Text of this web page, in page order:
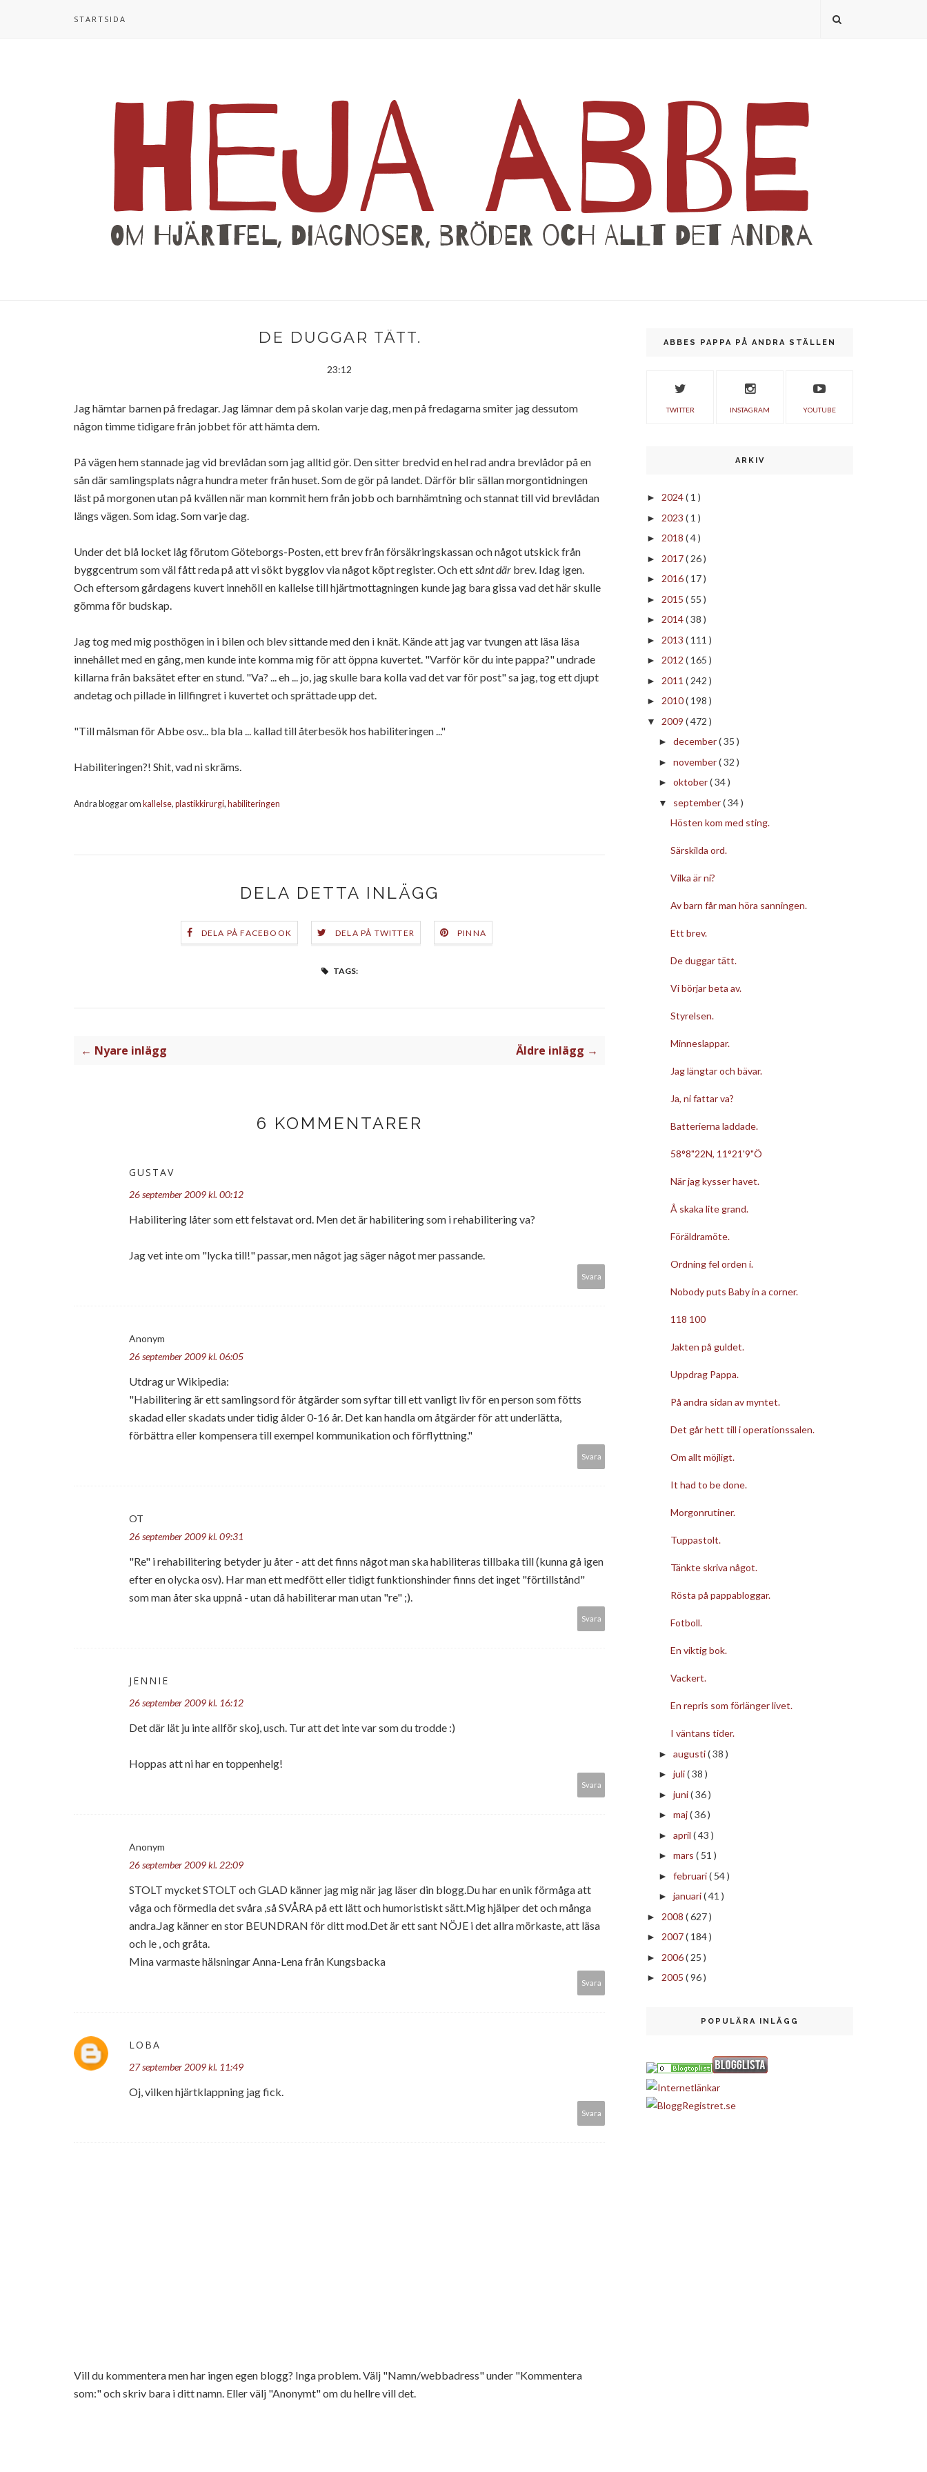
STARTSIDA
DE DUGGAR TÄTT.
23:12
Jag hämtar barnen på fredagar. Jag lämnar dem på skolan varje dag, men på fredagarna smiter jag dessutom
någon timme tidigare från jobbet för att hämta dem.
På vägen hem stannade jag vid brevlådan som jag alltid gör. Den sitter bredvid en hel rad andra brevlådor på en
sån där samlingsplats några hundra meter från huset. Som de gör på landet. Därför blir sällan morgontidningen
läst på morgonen utan på kvällen när man kommit hem från jobb och barnhämtning och stannat till vid brevlådan
längs vägen. Som idag. Som varje dag.
Under det blå locket låg förutom Göteborgs-Posten, ett brev från försäkringskassan och något utskick från
byggcentrum som väl fått reda på att vi sökt bygglov via något köpt register. Och ettsånt där brev. Idag igen.
Och eftersom gårdagens kuvert innehöll en kallelse till hjärtmottagningen kunde jag bara gissa vad det här skulle
gömma för budskap.
Jag tog med mig posthögen in i bilen och blev sittande med den i knät. Kände att jag var tvungen att läsa läsa
innehållet med en gång, men kunde inte komma mig för att öppna kuvertet. "Varför kör du inte pappa?" undrade
killarna från baksätet efter en stund. "Va? ... eh ... jo, jag skulle bara kolla vad det var för post" sa jag, tog ett djupt
andetag och pillade in lillfingret i kuvertet och sprättade upp det.
"Till målsman för Abbe osv... bla bla ... kallad till återbesök hos habiliteringen ..."
Habiliteringen?! Shit, vad ni skräms.
Andra bloggar om kallelse, plastikkirurgi, habiliteringen
DELA DETTA INLÄGG
DELA PÅ FACEBOOK DELA PÅ TWITTER PINNA
TAGS:
← Nyare inlägg Äldre inlägg →
6 KOMMENTARER
GUSTAV
26 september 2009 kl. 00:12
Habilitering låter som ett felstavat ord. Men det är habilitering som i rehabilitering va?
Jag vet inte om "lycka till!" passar, men något jag säger något mer passande.
Svara
Anonym
26 september 2009 kl. 06:05
Utdrag ur Wikipedia:
"Habilitering är ett samlingsord för åtgärder som syftar till ett vanligt liv för en person som fötts
skadad eller skadats under tidig ålder 0-16 år. Det kan handla om åtgärder för att underlätta,
förbättra eller kompensera till exempel kommunikation och förflyttning."
Svara
OT
26 september 2009 kl. 09:31
"Re" i rehabilitering betyder ju åter - att det finns något man ska habiliteras tillbaka till (kunna gå igen
efter en olycka osv). Har man ett medfött eller tidigt funktionshinder finns det inget "förtillstånd"
som man åter ska uppnå - utan då habiliterar man utan "re" ;).
Svara
JENNIE
26 september 2009 kl. 16:12
Det där lät ju inte allför skoj, usch. Tur att det inte var som du trodde :)
Hoppas att ni har en toppenhelg!
Svara
Anonym
26 september 2009 kl. 22:09
STOLT mycket STOLT och GLAD känner jag mig när jag läser din blogg.Du har en unik förmåga att
våga och förmedla det svåra ,så SVÅRA på ett lätt och humoristiskt sätt.Mig hjälper det och många
andra.Jag känner en stor BEUNDRAN för ditt mod.Det är ett sant NÖJE i det allra mörkaste, att läsa
och le , och gråta.
Mina varmaste hälsningar Anna-Lena från Kungsbacka
Svara
LOBA
27 september 2009 kl. 11:49
Oj, vilken hjärtklappning jag fick.
Svara
Vill du kommentera men har ingen egen blogg? Inga problem. Välj "Namn/webbadress" under "Kommentera
som:" och skriv bara i ditt namn. Eller välj "Anonymt" om du hellre vill det.
ABBES PAPPA PÅ ANDRA STÄLLEN
TWITTER INSTAGRAM YOUTUBE
ARKIV
► 2024( 1 )
► 2023 ( 1 )
► 2018 ( 4 )
► 2017( 26 )
► 2016( 17 )
► 2015 ( 55 )
► 2014( 38 )
► 2013 ( 111 )
► 2012 ( 165 )
► 2011 ( 242 )
► 2010( 198 )
▼ 2009 ( 472 )
► december( 35 )
► november( 32 )
► oktober( 34 )
▼ september( 34 )
Hösten kom med sting.
Särskilda ord.
Vilka är ni?
Av barn får man höra sanningen.
Ett brev.
De duggar tätt.
Vi börjar beta av.
Styrelsen.
Minneslappar.
Jag längtar och bävar.
Ja, ni fattar va?
Batterierna laddade.
58°8"22N, 11°21'9"Ö
När jag kysser havet.
Å skaka lite grand.
Föräldramöte.
Ordning fel orden i.
Nobody puts Baby in a corner.
118 100
Jakten på guldet.
Uppdrag Pappa.
På andra sidan av myntet.
Det går hett till i operationssalen.
Om allt möjligt.
It had to be done.
Morgonrutiner.
Tuppastolt.
Tänkte skriva något.
Rösta på pappabloggar.
Fotboll.
En viktig bok.
Vackert.
En repris som förlänger livet.
I väntans tider.
► augusti( 38 )
► juli( 38 )
► juni( 36 )
► maj( 36 )
► april ( 43 )
► mars ( 51 )
► februari( 54 )
► januari( 41 )
► 2008 ( 627 )
► 2007( 184 )
► 2006( 25 )
► 2005 ( 96 )
POPULÄRA INLÄGG